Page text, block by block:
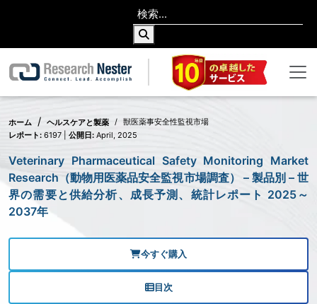
ホーム ヘルスケアと製薬
獣医薬事安全性監視市場
レポート: 6197 | 公開日: April, 2025
Veterinary Pharmaceutical Safety Monitoring Market
Research（動物用医薬品安全監視市場調査） – 製品別 – 世
界の需要と供給分析、成長予測、統計レポート 2025～
2037年
今すぐ購入
目次